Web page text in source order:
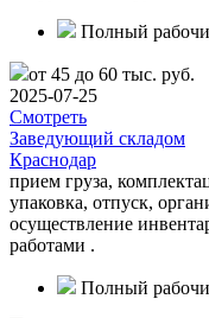
Полный
от 45 до 60 тыс. руб.
2025-07-25
Смотреть
Заведующий складом
Краснодар
прием груза,
упаковка, отпуск,
осуществление
работами .
Полный